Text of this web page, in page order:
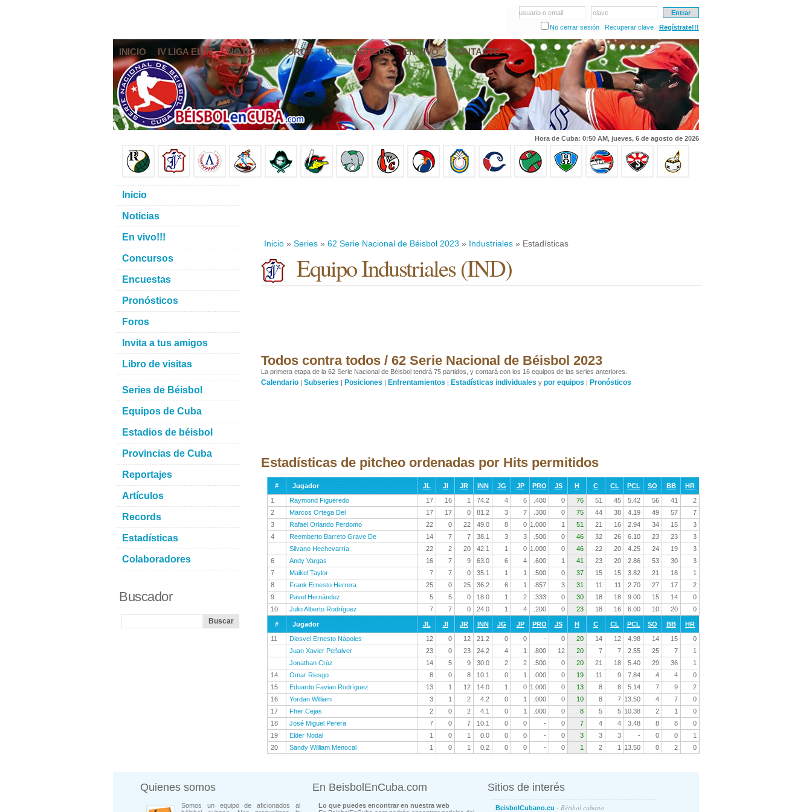
usuario o email
clave
No cerrar sesión
Recuperar clave Regístrate!!!
INICIO IV LIGA ELITE NOTICIAS FOROS PRONÓSTICOS EN VIVO CONTACTO
Hora de Cuba: 0:50 AM, jueves, 6 de agosto de 2026
Inicio » Series » 62 Serie Nacional de Béisbol 2023 » Industriales » Estadísticas
Equipo Industriales (IND)
Todos contra todos / 62 Serie Nacional de Béisbol 2023
La primera etapa de la 62 Serie Nacional de Béisbol tendrá 75 partidos, y contará con los 16 equipos de las series anteriores.
Calendario | Subseries | Posiciones | Enfrentamientos | Estadísticas individuales y por equipos | Pronósticos
Estadísticas de pitcheo ordenadas por Hits permitidos
# Jugador JL JI JR INN JG JP PRO JS H C CL PCL SO BB
HR
1
Raymond Figueredo 17 16 1 74.2 4 6 .400 0 76 51 45 5.42 56 41
2
2
Marcos Ortega Del 17 17 0 81.2 3 7 .300 0 75 44 38 4.19 49 57
7
3
Rafael Orlando Perdomo 22 0 22 49.0 8 0 1.000 1 51 21 16 2.94 34 15
3
4
Reemberto Barreto Grave De 14 7 7 38.1 3 3 .500 0 46 32 26 6.10 23 23
3
Silvano Hechevarría
22 2 20 42.1 1 0 1.000 0 46 22 20 4.25 24 19
3
6
Andy Vargas 16 7 9 63.0 6 4 .600 1 41 23 20 2.86 53 30
3
7
Maikel Taylor 7 7 0 35.1 1 1 .500 0 37 15 15 3.82 21 18
1
8
Frank Ernesto Herrera 25 0 25 36.2 6 1 .857 3 31 11 11 2.70 27 17
2
9
Pavel Hernández 5 5 0 18.0 1 2 .333 0 30 18 18 9.00 15 14
0
10
Julio Alberto Rodríguez 7 7 0 24.0 1 4 .200 0 23 18 16 6.00 10 20 0
# Jugador JL JI JR INN JG JP PRO JS H C CL PCL SO BB
HR
11
Diosvel Ernesto Nápoles 12 0 12 21.2 0 0 - 0 20 14 12 4.98 14 15
0
Juan Xavier Peñalver
23 0 23 24.2 4 1 .800 12 20 7 7 2.55 25 7
1
Jonathan Crúz
14 5 9 30.0 2 2 .500 0 20 21 18 5.40 29 36
1
14
Omar Riesgo 8 0 8 10.1 0 1 .000 0 19 11 9 7.84 4 4
0
15
Eduardo Favian Rodríguez 13 1 12 14.0 1 0 1.000 0 13 8 8 5.14 7 9
2
16
Yordan William 3 1 2 4.2 0 1 .000 0 10 8 7 13.50 4 7
0
17
Fher Cejas 2 0 2 4.1 0 1 .000 0 8 5 5 10.38 2 1
0
18
José Miguel Perera 7 0 7 10.1 0 0 - 0 7 4 4 3.48 8 8
0
19
Elder Nodal 1 0 1 0.0 0 0 - 0 3 3 3 - 0 0
1
20
Sandy William Menocal 1 0 1 0.2 0 0 - 0 1 2 1 13.50 0 2 0
Inicio
Noticias
En vivo!!!
Concursos
Encuestas
Pronósticos
Foros
Invita a tus amigos
Libro de visitas
Series de Béisbol
Equipos de Cuba
Estadios de béisbol
Provincias de Cuba
Reportajes
Artículos
Records
Estadísticas
Colaboradores
Buscador
Quienes somos
Somos un equipo de aficionados al
En BeisbolEnCuba.com
Lo que puedes encontrar en nuestra web
Sitios de interés
BeisbolCubano.cu - Béisbol cubano